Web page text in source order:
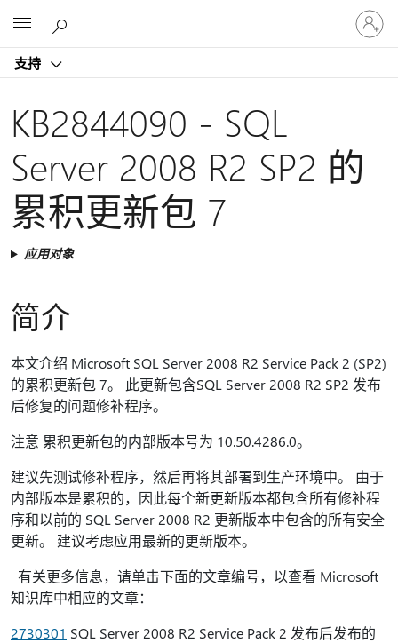
支持
请
登
录
KB2844090 - SQL
Server 2008 R2 SP2 的
累积更新包 7
应用对象
简介
本文介绍 Microsoft SQL Server 2008 R2 Service Pack 2 (SP2)
的累积更新包 7。 此更新包含SQL Server 2008 R2 SP2 发布
后修复的问题修补程序。
注意 累积更新包的内部版本号为 10.50.4286.0。
建议先测试修补程序，然后再将其部署到生产环境中。 由于
内部版本是累积的，因此每个新更新版本都包含所有修补程
序和以前的 SQL Server 2008 R2 更新版本中包含的所有安全
更新。 建议考虑应用最新的更新版本。
有关更多信息，请单击下面的文章编号，以查看 Microsoft
知识库中相应的文章：
2730301 SQL Server 2008 R2 Service Pack 2 发布后发布的